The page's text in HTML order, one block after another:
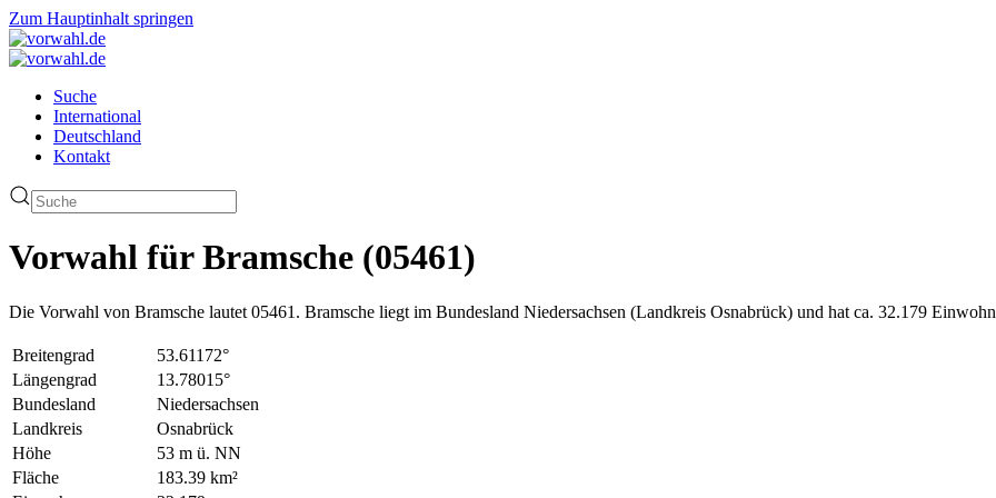
Zum Hauptinhalt springen
Suche
International
Deutschland
Kontakt
Vorwahl für Bramsche (05461)
Die Vorwahl von Bramsche lautet 05461. Bramsche liegt im Bundesland Niedersachsen (Landkreis Osnabrück) und hat ca. 32.179
Breitengrad
53.61172°
Längengrad
13.78015°
Bundesland
Niedersachsen
Landkreis
Osnabrück
Höhe
53 m ü. NN
Fläche
183.39 km²